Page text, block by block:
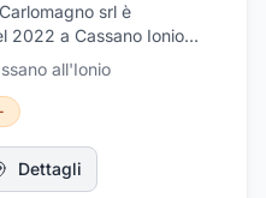
srl è
2022 a Cassano Ionio
tutelare con
e costanza la
degli animali. La
all'avanguardia, offre
Servizi Veterinari e si
di Medici
all'Ionio
Dettagli